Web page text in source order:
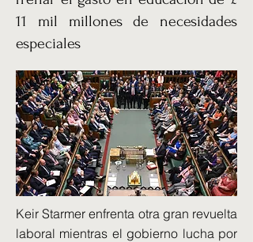
11 mil millones de necesidades
especiales
Keir Starmer enfrenta otra gran revuelta
laboral mientras el gobierno lucha por